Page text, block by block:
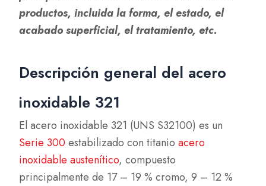
productos, incluida la forma, el estado, el
acabado superficial, el tratamiento, etc.
Descripción general del acero
inoxidable 321
El acero inoxidable 321 (UNS S32100) es un
Serie 300estabilizado con titanioacero
inoxidable austenítico, compuesto
principalmente de 17 – 19 % cromo, 9 – 12 %